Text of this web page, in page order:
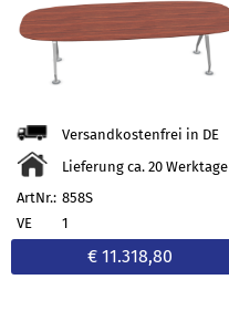
Versandkostenfrei in DE
Lieferung ca. 20 Werktage
ArtNr.: 858S
VE
1
€ 11.318,80